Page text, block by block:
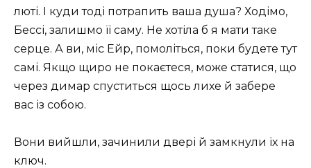
люті. І куди тоді потрапить ваша душа? Ходімо,
Бессі, залишмо її саму. Не хотіла б я мати таке
серце. А ви, міс Ейр, помоліться, поки будете тут
самі. Якщо щиро не покаєтеся, може статися, що
через димар спуститься щось лихе й забере
вас із собою.
Вони вийшли, зачинили двері й замкнули їх на
ключ.